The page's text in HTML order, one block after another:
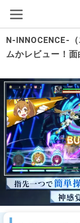
N-INNOCENCE-
ムかレビュー！